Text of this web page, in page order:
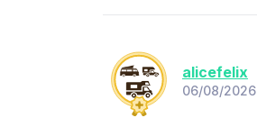
alicefelix
06/08/2026